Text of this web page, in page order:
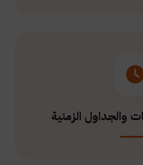
والجداول الزمنية